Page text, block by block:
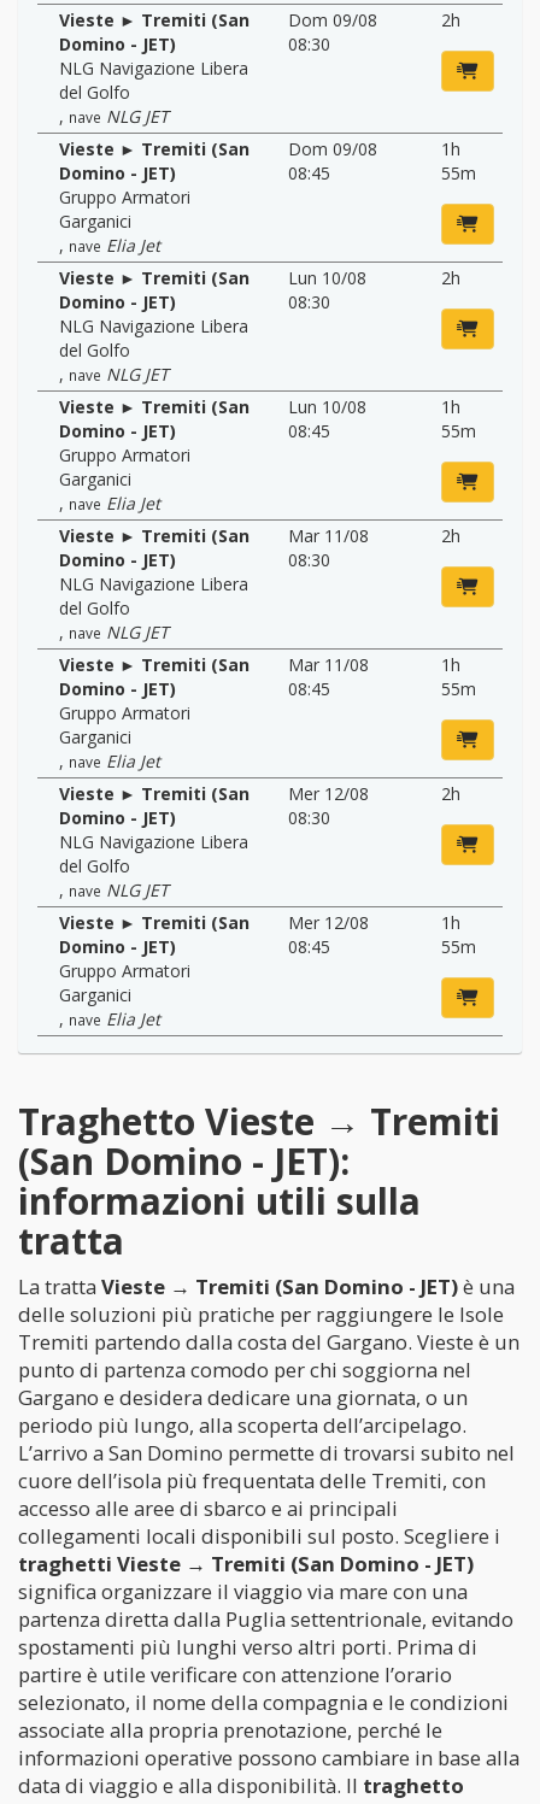
Vieste ► Tremiti (San
Domino - JET)
NLG Navigazione Libera
del Golfo
, nave NLG JET
Dom 09/08
08:30
2h
Vieste ► Tremiti (San
Domino - JET)
Gruppo Armatori
Garganici
, nave Elia Jet
Dom 09/08
08:45
1h
55m
Vieste ► Tremiti (San
Domino - JET)
NLG Navigazione Libera
del Golfo
, nave NLG JET
Lun 10/08
08:30
2h
Vieste ► Tremiti (San
Domino - JET)
Gruppo Armatori
Garganici
, nave Elia Jet
Lun 10/08
08:45
1h
55m
Vieste ► Tremiti (San
Domino - JET)
NLG Navigazione Libera
del Golfo
, nave NLG JET
Mar 11/08
08:30
2h
Vieste ► Tremiti (San
Domino - JET)
Gruppo Armatori
Garganici
, nave Elia Jet
Mar 11/08
08:45
1h
55m
Vieste ► Tremiti (San
Domino - JET)
NLG Navigazione Libera
del Golfo
, nave NLG JET
Mer 12/08
08:30
2h
Vieste ► Tremiti (San
Domino - JET)
Gruppo Armatori
Garganici
, nave Elia Jet
Mer 12/08
08:45
1h
55m
Traghetto Vieste → Tremiti
(San Domino - JET):
informazioni utili sulla
tratta
La tratta Vieste → Tremiti (San Domino - JET)è una
delle soluzioni più pratiche per raggiungere le Isole
Tremiti partendo dalla costa del Gargano. Vieste è un
punto di partenza comodo per chi soggiorna nel
Gargano e desidera dedicare una giornata, o un
periodo più lungo, alla scoperta dell’arcipelago.
L’arrivo a San Domino permette di trovarsi subito nel
cuore dell’isola più frequentata delle Tremiti, con
accesso alle aree di sbarco e ai principali
collegamenti locali disponibili sul posto. Scegliere i
traghetti Vieste → Tremiti (San Domino - JET)
significa organizzare il viaggio via mare con una
partenza diretta dalla Puglia settentrionale, evitando
spostamenti più lunghi verso altri porti. Prima di
partire è utile verificare con attenzione l’orario
selezionato, il nome della compagnia e le condizioni
associate alla propria prenotazione, perché le
informazioni operative possono cambiare in base alla
data di viaggio e alla disponibilità. Il traghetto